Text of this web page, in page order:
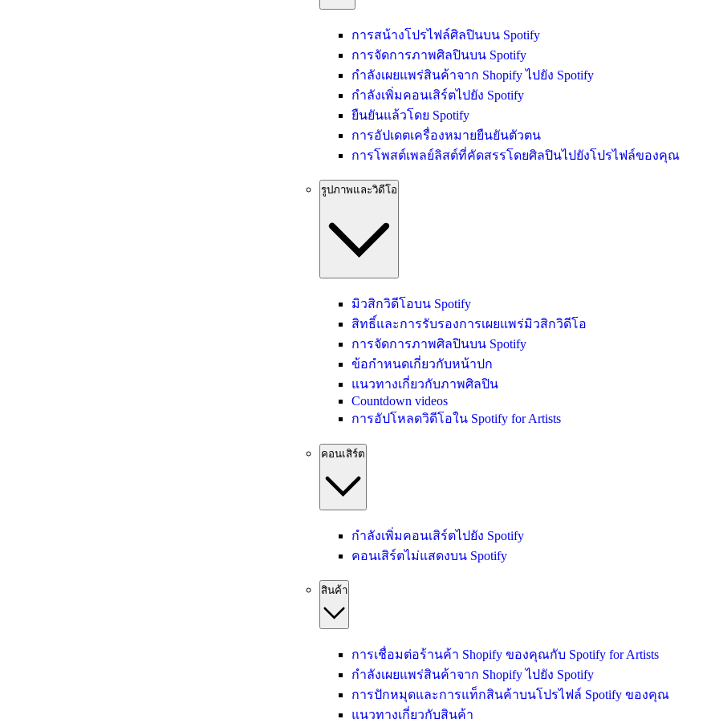
การสน้างโปรไฟล์ศิลปินบน Spotify
การจัดการภาพศิลปินบน Spotify
กำลังเผยแพร่สินค้าจาก Shopify ไปยัง Spotify
กำลังเพิ่มคอนเสิร์ตไปยัง Spotify
ยืนยันแล้วโดย Spotify
การอัปเดตเครื่องหมายยืนยันตัวตน
การโพสต์เพลย์ลิสต์ที่คัดสรรโดยศิลปินไปยังโปรไฟล์ของคุณ
รูปภาพและวิดีโอ
มิวสิกวิดีโอบน Spotify
สิทธิ์และการรับรองการเผยแพร่มิวสิกวิดีโอ
การจัดการภาพศิลปินบน Spotify
ข้อกำหนดเกี่ยวกับหน้าปก
แนวทางเกี่ยวกับภาพศิลปิน
Countdown videos
การอัปโหลดวิดีโอใน Spotify for Artists
คอนเสิร์ต
กำลังเพิ่มคอนเสิร์ตไปยัง Spotify
คอนเสิร์ตไม่แสดงบน Spotify
สินค้า
การเชื่อมต่อร้านค้า Shopify ของคุณกับ Spotify for Artists
กำลังเผยแพร่สินค้าจาก Shopify ไปยัง Spotify
การปักหมุดและการแท็กสินค้าบนโปรไฟล์ Spotify ของคุณ
แนวทางเกี่ยวกับสินค้า